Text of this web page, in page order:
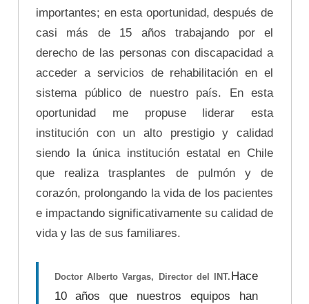
importantes; en esta oportunidad, después de
casi más de 15 años trabajando por el
derecho de las personas con discapacidad a
acceder a servicios de rehabilitación en el
sistema público de nuestro país. En esta
oportunidad me propuse liderar esta
institución con un alto prestigio y calidad
siendo la única institución estatal en Chile
que realiza trasplantes de pulmón y de
corazón, prolongando la vida de los pacientes
e impactando significativamente su calidad de
vida y las de sus familiares.
Doctor Alberto Vargas, Director del INT. Hace
10 años que nuestros equipos han